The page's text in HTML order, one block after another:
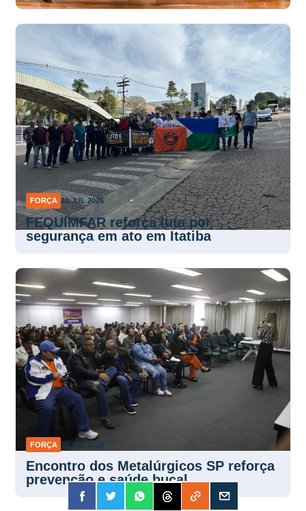
FORÇA 31 JUL 2026
FEQUIMFAR reforça luta por
segurança em ato em Itatiba
FORÇA 30 JUL 2026
Encontro dos Metalúrgicos SP reforça
prevenção e saúde bucal